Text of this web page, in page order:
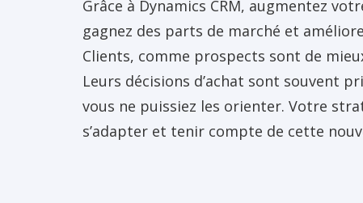
Grâce à Dynamics CRM, augmentez
gagnez des parts de marché et
Clients, comme prospects sont de
Leurs décisions d’achat sont souvent
vous ne puissiez les orienter. Votre
s’adapter et tenir compte de cette